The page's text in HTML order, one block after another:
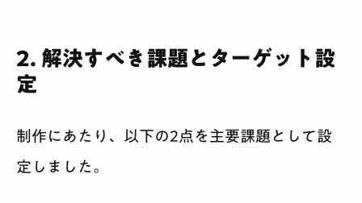
2. 解決すべき課題とターゲット設
定
制作にあたり、以下の2点を主要課題として設
定しました。